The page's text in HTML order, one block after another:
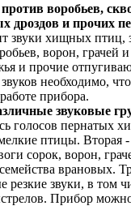
воробьев,
дроздов и прочих
звуки хищных птиц,
ворон, грачей
и прочие
звуков необходимо,
прибора.
звуковые
голосов пернатых
птицы. Вторая -
сорок, ворон,
врановых.
резкие звуки, в том
Прибор можно